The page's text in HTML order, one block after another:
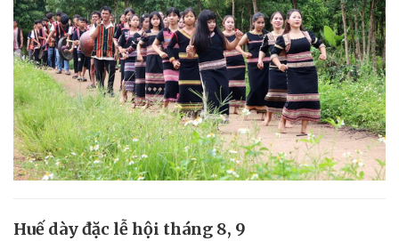
Huế dày đặc lễ hội tháng 8, 9